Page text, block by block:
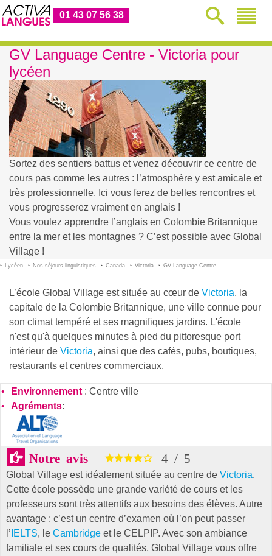
01 43 07 56 38
GV Language Centre - Victoria pour
lycéen
Sortez des sentiers battus et venez découvrir ce centre de
cours pas comme les autres : l’atmosphère y est amicale et
très professionnelle. Ici vous ferez de belles rencontres et
vous progresserez vraiment en anglais !
Vous voulez apprendre l’anglais en Colombie Britannique
entre la mer et les montagnes ? C’est possible avec Global
Village !
Lycéen Nos séjours linguistiques Canada Victoria GV Language Centre
L’école Global Village est située au cœur de Victoria, la
capitale de la Colombie Britannique, une ville connue pour
son climat tempéré et ses magnifiques jardins. L'école
n'est qu'à quelques minutes à pied du pittoresque port
intérieur de Victoria, ainsi que des cafés, pubs, boutiques,
restaurants et centres commerciaux.
Environnement: Centre ville
Agréments:
Notre avis 4 / 5
Global Village est idéalement située au centre de Victoria.
Cette école possède une grande variété de cours et les
professeurs sont très attentifs aux besoins des élèves. Autre
avantage : c’est un centre d’examen où l’on peut passer
l’ IELTS, le Cambridgeet le CELPIP. Avec son ambiance
familiale et ses cours de qualités, Global Village vous offre